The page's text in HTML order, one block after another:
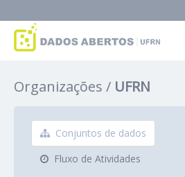
Grupos
Sobre
Organizações UFRN
Conjuntos de dados
Fluxo de Atividades